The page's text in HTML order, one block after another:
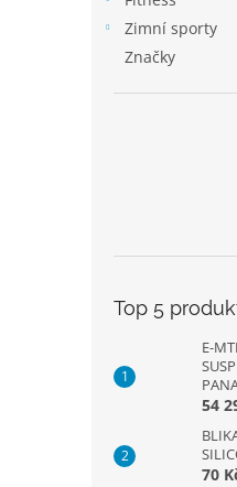
Zimní sporty
Značky
Top 5
E-
54
70